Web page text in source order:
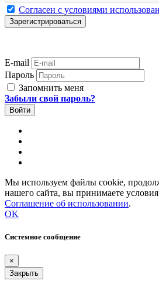
Согласен с условиями
E-mail
Пароль
Запомнить меня
Забыли свой пароль?
Мы используем файлы cookie,
нашего сайта, вы принимаете
Соглашение об использовании.
OK
Системное сообщение
×
Закрыть